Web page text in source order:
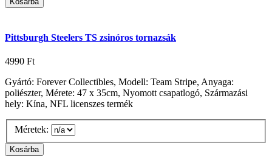
Pittsburgh Steelers TS zsinóros tornazsák
4990 Ft
Gyártó: Forever Collectibles, Modell: Team Stripe, Anyaga:
poliészter, Mérete: 47 x 35cm, Nyomott csapatlogó, Származási
hely: Kína, NFL licenszes termék
Méretek: